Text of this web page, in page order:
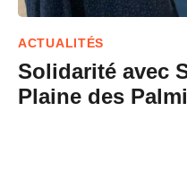
ACTUALITÉS
Solidarité avec
Plaine des